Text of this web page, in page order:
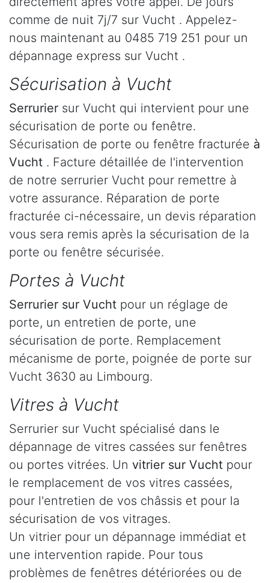
comme de nuit 7j/7 sur Vucht . Appelez-
nous maintenant au 0485 719 251 pour un
dépannage express sur Vucht .
Sécurisation à Vucht
Serrurier sur Vucht qui intervient pour une
sécurisation de porte ou fenêtre.
Sécurisation de porte ou fenêtre fracturée à
Vucht . Facture détaillée de l'intervention
de notre serrurier Vucht pour remettre à
votre assurance. Réparation de porte
fracturée ci-nécessaire, un devis réparation
vous sera remis après la sécurisation de la
porte ou fenêtre sécurisée.
Portes à Vucht
Serrurier sur Vucht pour un réglage de
porte, un entretien de porte, une
sécurisation de porte. Remplacement
mécanisme de porte, poignée de porte sur
Vucht 3630 au Limbourg.
Vitres à Vucht
Serrurier sur Vucht spécialisé dans le
dépannage de vitres cassées sur fenêtres
ou portes vitrées. Un vitrier sur Vucht pour
le remplacement de vos vitres cassées,
pour l'entretien de vos châssis et pour la
sécurisation de vos vitrages.
Un vitrier pour un dépannage immédiat et
une intervention rapide. Pour tous
problèmes de fenêtres détériorées ou de